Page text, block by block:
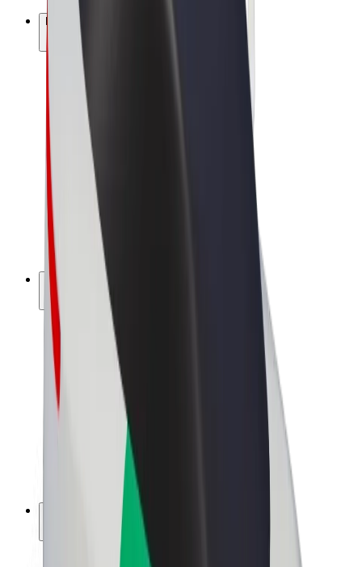
Produkter
Turer
Sparkesykler
Bolt Market
Bolt Food
Bolt Drive
Bolt for Business
El-sykler
Bolt Pluss
Tjen med Bolt
Sjåførinntekter
Leveringsbud
Inntekter for leveringsbud
Bolt Food-partnere
Franchiser